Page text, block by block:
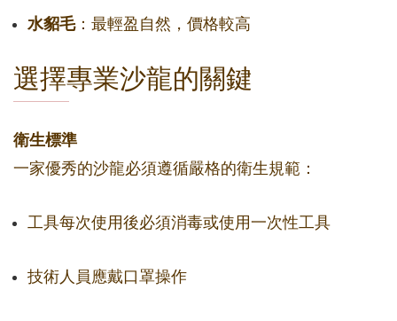
水貂毛：最輕盈自然，價格較高
選擇專業沙龍的關鍵
衛生標準
一家優秀的沙龍必須遵循嚴格的衛生規範：
工具每次使用後必須消毒或使用一次性工具
技術人員應戴口罩操作